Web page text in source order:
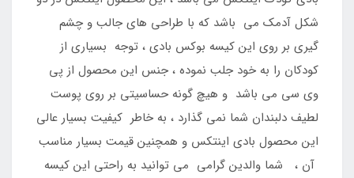
شکل آدمک می باشد که با طراحی های جالب و چشم
گیری بر روی این کیسه بوکس بادی ، توجه بسیاری از
کودکان را به خود جلب نموده ، جنس این محصول از پی
وی سی می باشد و هیچ گونه حساسیتی بر روی پوست
لطیف دلبندان شما نمی گذارد ، به خاطر کیفیت بسیار عالی
این محصول بادی اینتکس و همچنین قیمت بسیار مناسب
آن ، شما والدین گرامی می توانید به راحتی این کیسه